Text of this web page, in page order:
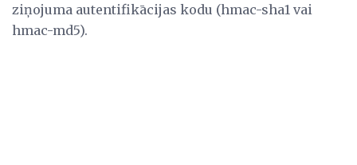
ziņojuma autentifikācijas kodu (hmac-sha1 vai
hmac-md5).